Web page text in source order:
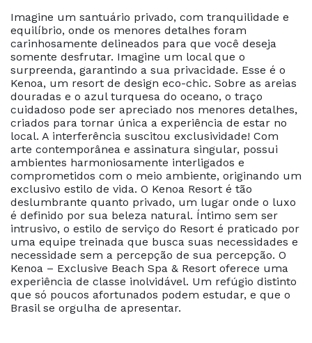
Imagine um santuário privado, com tranquilidade e
equilíbrio, onde os menores detalhes foram
carinhosamente delineados para que você deseja
somente desfrutar. Imagine um local que o
surpreenda, garantindo a sua privacidade. Esse é o
Kenoa, um resort de design eco-chic. Sobre as areias
douradas e o azul turquesa do oceano, o traço
cuidadoso pode ser apreciado nos menores detalhes,
criados para tornar única a experiência de estar no
local. A interferência suscitou exclusividade! Com
arte contemporânea e assinatura singular, possui
ambientes harmoniosamente interligados e
comprometidos com o meio ambiente, originando um
exclusivo estilo de vida. O Kenoa Resort é tão
deslumbrante quanto privado, um lugar onde o luxo
é definido por sua beleza natural. Íntimo sem ser
intrusivo, o estilo de serviço do Resort é praticado por
uma equipe treinada que busca suas necessidades e
necessidade sem a percepção de sua percepção. O
Kenoa – Exclusive Beach Spa & Resort oferece uma
experiência de classe inolvidável. Um refúgio distinto
que só poucos afortunados podem estudar, e que o
Brasil se orgulha de apresentar.